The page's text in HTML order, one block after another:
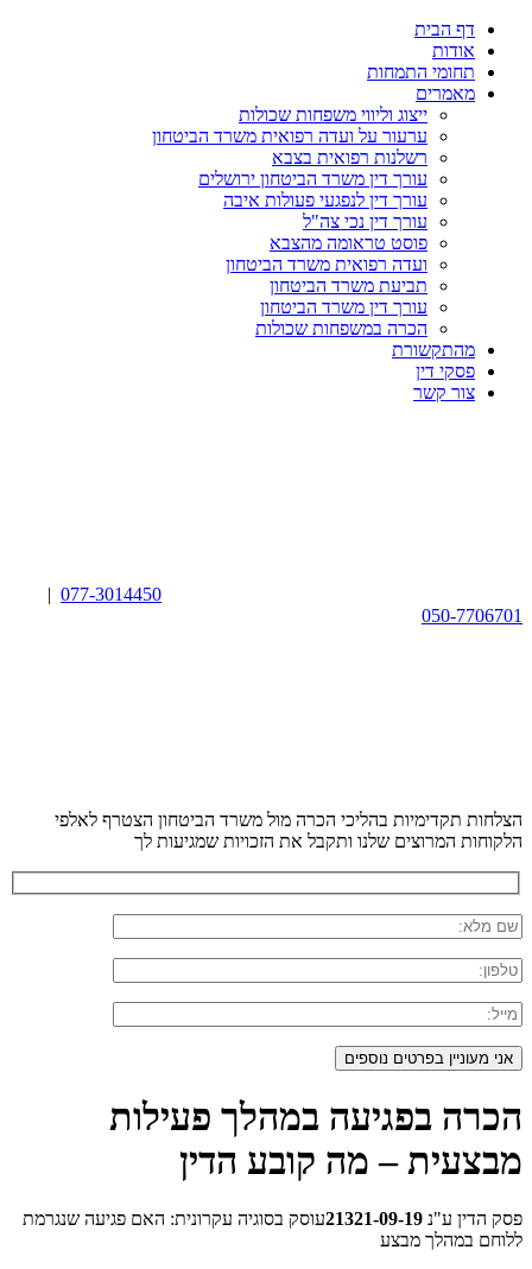
דף הבית
אודות
תחומי התמחות
מאמרים
ייצוג וליווי משפחות שכולות
ערעור על ועדה רפואית משרד הביטחון
רשלנות רפואית בצבא
עורך דין משרד הביטחון ירושלים
עורך דין לנפגעי פעולות איבה
עורך דין נכי צה"ל
פוסט טראומה מהצבא
ועדה רפואית משרד הביטחון
תביעת משרד הביטחון
עורך דין משרד הביטחון
הכרה במשפחות שכולות
מהתקשורת
פסקי דין
צור קשר
077-3014450
|
050-7706701
הצלחות תקדימיות בהליכי הכרה מול משרד הביטחון הצטרף לאלפי
הלקוחות המרוצים שלנו ותקבל את הזכויות שמגיעות לך
הכרה בפגיעה במהלך פעילות
מבצעית – מה קובע הדין
פסק הדין ע"נ
עוסק בסוגיה עקרונית: האם פגיעה שנגרמת
ללוחם במהלך מבצע